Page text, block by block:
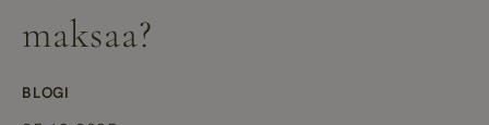
maksaa?
BLOGI